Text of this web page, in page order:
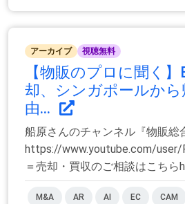
アーカイブ 視聴無料
【物販のプロに聞く
却、シンガポールか
由...
船原さんのチャンネル『物販総
https://www.youtube.com/user/
＝売却・買収のご相談はこちら
M&A AR AI EC CAM